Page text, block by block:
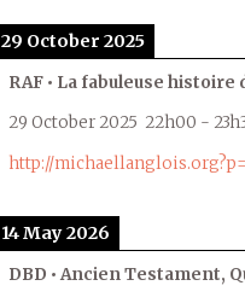
29 October 2025
RAF • La fabuleuse histoire
29 October 2025 22h00 -
http://
14 May 2026
DBD • Ancien Testament,